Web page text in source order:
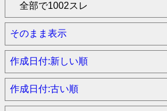
全部で1002スレ
そのまま表示
作成日付:新しい順
作成日付:古い順